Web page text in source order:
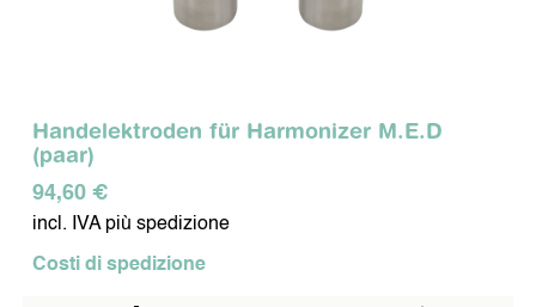
Handelektroden für Harmonizer M.E.D
(paar)
94,60 €
incl. IVA più spedizione
Costi di spedizione